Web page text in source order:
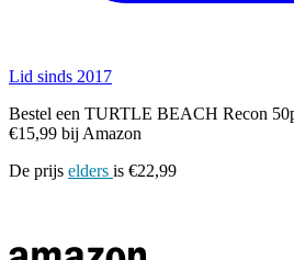
Lid sinds 2017
Bestel een TURTLE BEACH Recon
€15,99 bij Amazon
De prijs elders is €22,99